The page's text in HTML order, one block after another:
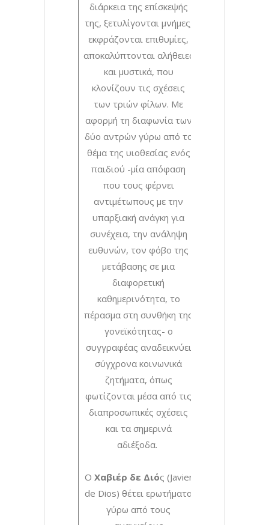
διάρκεια της επίσκεψής
της, ξετυλίγονται μνήμες,
εκφράζονται επιθυμίες,
αποκαλύπτονται αλήθειες
και μυστικά, που
κλονίζουν τις σχέσεις
των τριών φίλων. Με
αφορμή τη διαφωνία των
δύο αντρών γύρω από το
θέμα της υιοθεσίας ενός
παιδιού -μία απόφαση
που τους φέρνει
αντιμέτωπους με την
υπαρξιακή ανάγκη για
συνέχεια, την ανάληψη
ευθυνών, τον φόβο της
μετάβασης σε μια
διαφορετική
καθημερινότητα, το
πέρασμα στη συνθήκη της
γονεϊκότητας- ο
συγγραφέας αναδεικνύει
σύγχρονα κοινωνικά
ζητήματα, όπως
φωτίζονται μέσα από τις
διαπροσωπικές σχέσεις
και τα σημερινά
αδιέξοδα.
Ο Χαβιέρ δε Διός (Javier
de Dios) θέτει ερωτήματα
γύρω από τους